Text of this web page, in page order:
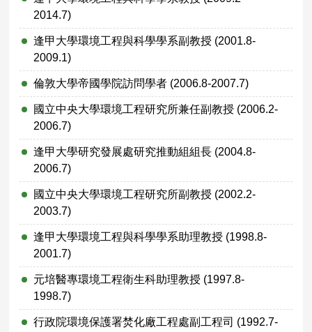
2014.7)
逢甲大學環境工程與科學學系副教授 (2001.8-
2009.1)
倫敦大學帝國學院訪問學者 (2006.8-2007.7)
國立中央大學環境工程研究所兼任副教授 (2006.2-
2006.7)
逢甲大學研究發展處研究推動組組長 (2004.8-
2006.7)
國立中央大學環境工程研究所副教授 (2002.2-
2003.7)
逢甲大學環境工程與科學學系助理教授 (1998.8-
2001.7)
元培醫專環境工程衛生科助理教授 (1997.8-
1998.7)
行政院環境保護署焚化廠工程處副工程司 (1992.7-